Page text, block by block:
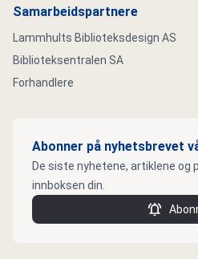
Samarbeidspartnere
Lammhults Biblioteksdesign AS
Biblioteksentralen SA
Forhandlere
Abonner på nyhetsbrevet
De siste nyhetene, artiklene og
innboksen din.